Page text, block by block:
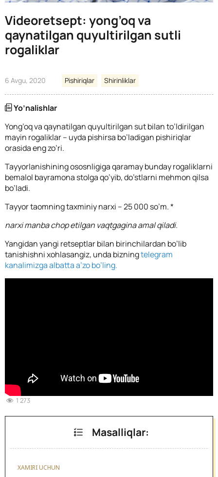
Videoretsept: yong’oq va
qaynatilgan quyultirilgan sutli
rogaliklar
6 Avgu, 2020 Pishiriqlar Shirinliklar
Yo’nalishlar
Yong’oq va qaynatilgan quyultirilgan sut bilan to’ldirilgan
mayin rogaliklar – uyda pishirsa bo’ladigan pishiriqlar
orasida eng zo’ri.
Tayyorlanishining ososnligiga qaramay bunday rogaliklarni
bemalol bayramona stolga qo’yib, do’stlarni mehmon qilsa
bo’ladi.
Tayyor taomning taxminiy narxi – 25 000 so’m. *
narxi manba chop etilgan vaqtgagina amal qiladi.
Yangidan yangi retseptlar bilan birinchilardan bo’lib
tanishishni xohlasangiz, unda bizningtelegram
kanalimizga albatta a’zo bo’ling.
1 273
Masalliqlar:
XAMIRI UCHUN